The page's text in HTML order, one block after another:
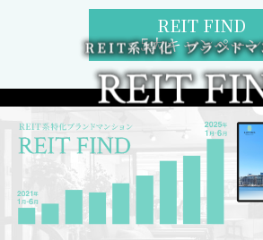
REIT FIND
5大キャンペーン